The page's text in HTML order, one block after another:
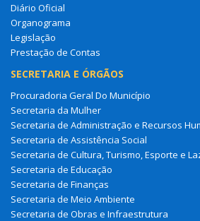
Diário Oficial
Organograma
Legislação
Prestação de Contas
SECRETARIA E ÓRGÃOS
Procuradoria Geral Do Município
Secretaria da Mulher
Secretaria de Administração e Recursos
Secretaria de Assistência Social
Secretaria de Cultura, Turismo, Esporte e
Secretaria de Educação
Secretaria de Finanças
Secretaria de Meio Ambiente
Secretaria de Obras e Infraestrutura